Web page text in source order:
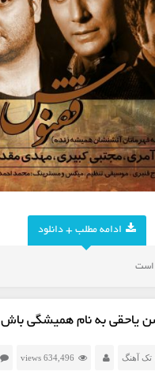
ادامه مطلب + دانلود
یاحقی به نام همیشگی باش
تک آهنگ 634,496 views